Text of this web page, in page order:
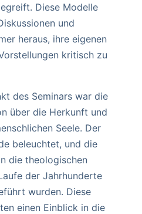
Diese Modelle
und
heraus, ihre eigenen
kritisch zu
des Seminars war die
über die Herkunft und
Seele. Der
beleuchtet, und die
die theologischen
der Jahrhunderte
wurden. Diese
einen Einblick in die